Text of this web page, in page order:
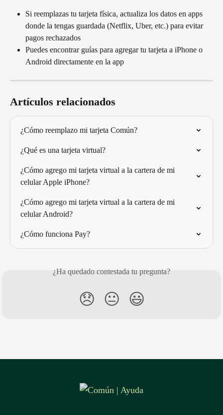
Si reemplazas tu tarjeta física, actualiza los datos en apps
donde la tengas guardada (Netflix, Uber, etc.) para evitar
pagos rechazados
Puedes encontrar guías para agregar tu tarjeta a iPhone o
Android directamente en la app
Artículos relacionados
¿Cómo reemplazo mi tarjeta Común?
¿Qué es una tarjeta virtual?
¿Cómo agrego mi tarjeta virtual a la cartera de mi
celular Apple iPhone?
¿Cómo agrego mi tarjeta virtual a la cartera de mi
celular Android?
¿Cómo funciona Pay?
¿Ha quedado contestada tu pregunta?
😞 😐 😃